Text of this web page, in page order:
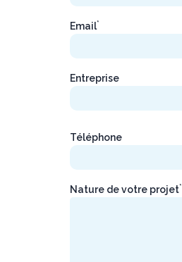
Email*
Entreprise
Téléphone
Nature de votre projet*